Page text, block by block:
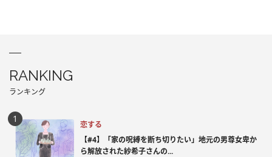
RANKING
ランキング
恋する
【#4】「家の呪縛を断ち切りたい」地元の男尊女卑か
ら解放された紗希子さんの...